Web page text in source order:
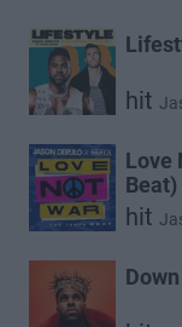
hit
Love
Beat)
hit
Down